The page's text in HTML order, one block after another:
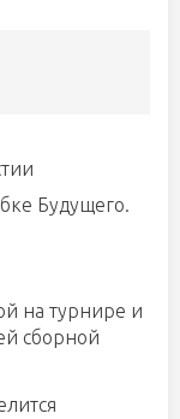
Будущего.
на турнире и
сборной